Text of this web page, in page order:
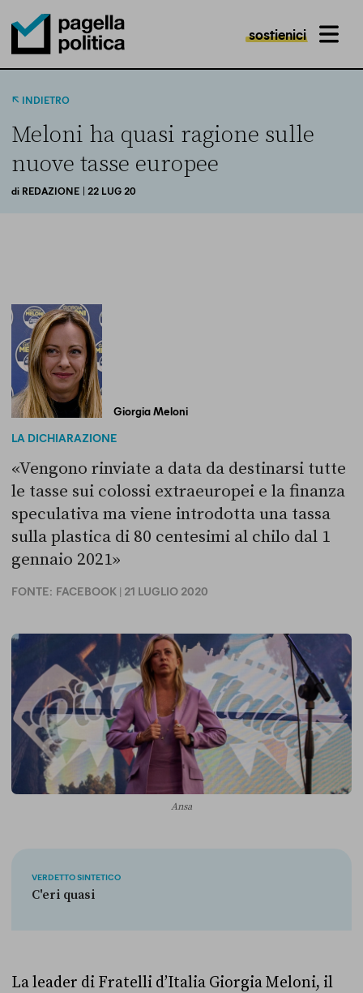
Pagella Politica Logo
sostienici MENU
INDIETRO
Meloni ha quasi ragione sulle
nuove tasse europee
di REDAZIONE | 22 LUG 20
Giorgia Meloni
LA DICHIARAZIONE
«Vengono rinviate a data da destinarsi tutte
le tasse sui colossi extraeuropei e la finanza
speculativa ma viene introdotta una tassa
sulla plastica di 80 centesimi al chilo dal 1
gennaio 2021»
FONTE: FACEBOOK | 21 LUGLIO 2020
Ansa
VERDETTO SINTETICO
C'eri quasi
La leader di Fratelli d’Italia Giorgia Meloni, il